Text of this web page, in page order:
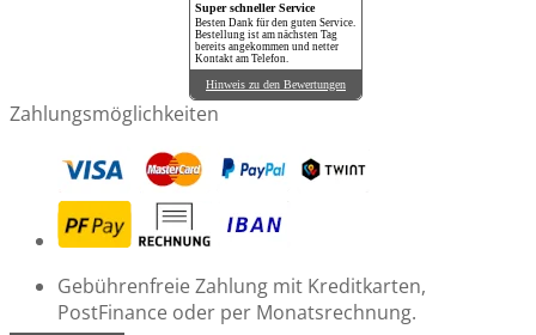
Super schneller Service
Besten Dank für den guten Service.
Bestellung ist am nächsten Tag
bereits angekommen und netter
Kontakt am Telefon.
Hinweis zu den Bewertungen
Zahlungsmöglichkeiten
Gebührenfreie Zahlung mit Kreditkarten,
PostFinance oder per Monatsrechnung.